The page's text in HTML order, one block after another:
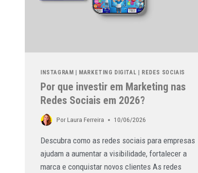
INSTAGRAM | MARKETING DIGITAL | REDES SOCIAIS
Por que investir em Marketing nas
Redes Sociais em 2026?
PorLaura Ferreira 10/06/2026
Descubra como as redes sociais para empresas
ajudam a aumentar a visibilidade, fortalecer a
marca e conquistar novos clientes As redes